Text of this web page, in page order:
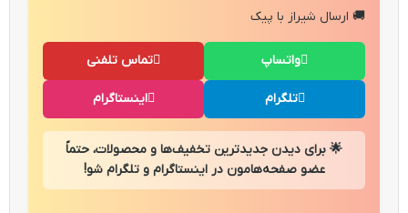
🚚 ارسال شیراز با پیک
تماس تلفنی واتساپ
اینستاگرام تلگرام
🌟 برای دیدن جدیدترین تخفیف‌ها و محصولات، حتماً
عضو صفحه‌هامون در اینستاگرام و تلگرام شو!